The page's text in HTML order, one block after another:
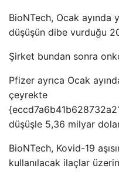
BioNTech, Ocak ayında
düşüşün dibe vurduğu
Şirket bundan sonra
Pfizer ayrıca Ocak
çeyrekte
düşüşle 5,36 milyar
BioNTech, Kovid-19
kullanılacak ilaçlar